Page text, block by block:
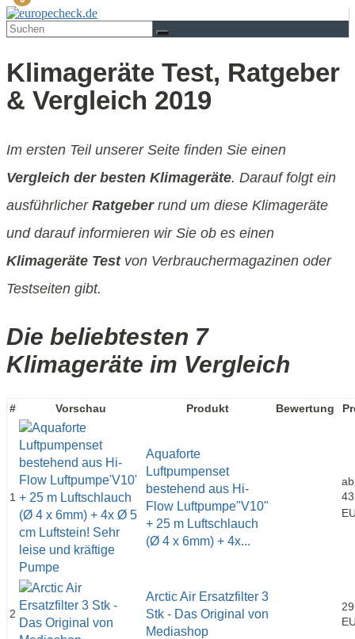
Klimageräte Test, Ratgeber
& Vergleich 2019
Im ersten Teil unserer Seite finden Sie einen
Vergleich der besten Klimageräte. Darauf folgt ein
ausführlicher Ratgeberrund um diese Klimageräte
und darauf informieren wir Sie ob es einen
Klimageräte Testvon Verbrauchermagazinen oder
Testseiten gibt.
Die beliebtesten 7
Klimageräte im Vergleich
# Vorschau Produkt Bewertung
1
Aquaforte
Luftpumpenset
bestehend aus Hi-
Flow Luftpumpe"V10"
+ 25 m Luftschlauch
(Ø 4 x 6mm) + 4x...
ab
2
Arctic Air Ersatzfilter 3
Stk - Das Original von
Mediashop